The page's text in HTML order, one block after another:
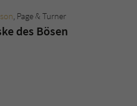
, Page & Turner
des Bösen